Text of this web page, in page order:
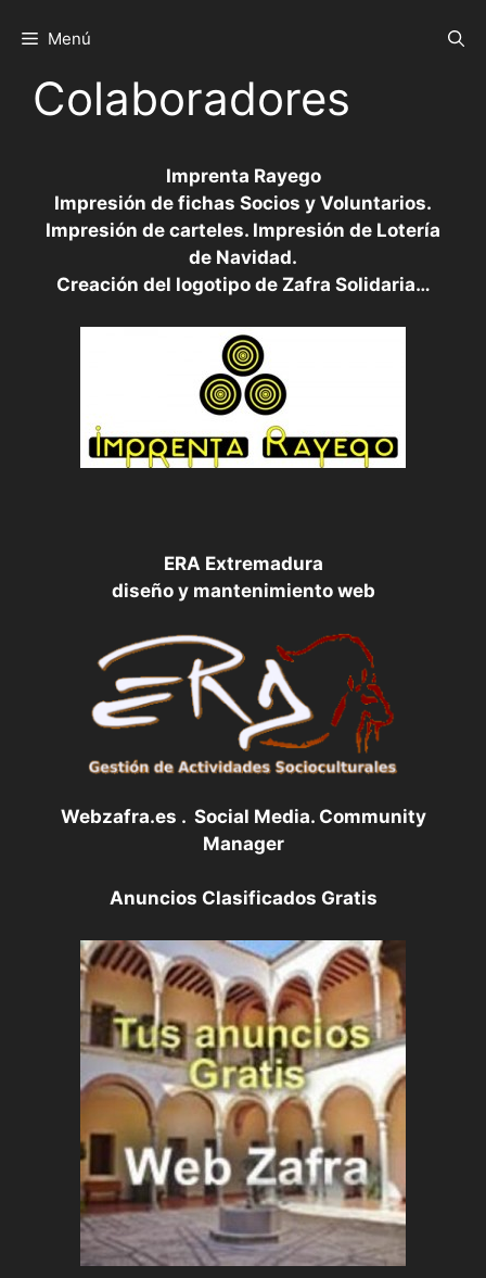
Menú
Colaboradores
Imprenta Rayego
Impresión de fichas Socios y Voluntarios.
Impresión de carteles. Impresión de Lotería
de Navidad.
Creación del logotipo de Zafra Solidaria…
ERA Extremadura
diseño y mantenimiento web
Webzafra.es . Social Media. Community
Manager
Anuncios Clasificados Gratis